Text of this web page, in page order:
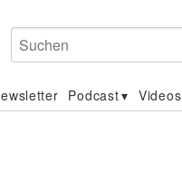
Suchen
Podcast Videos